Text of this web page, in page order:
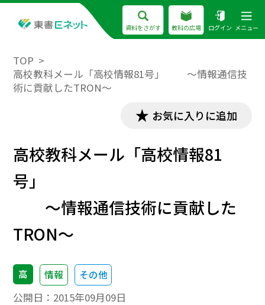
資料をさがす 教科の広場 ログイン メニュー
TOP
高校教科メール「高校情報81号」 ～情報通信技
術に貢献したTRON～
お気に入りに追加
高校教科メール「高校情報81
号」
～情報通信技術に貢献した
TRON～
高 情報 その他
公開日： 2015年09月09日